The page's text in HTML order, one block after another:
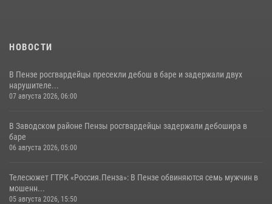
НОВОСТИ
В Пензе росгвардейцы пресекли дебош в баре и задержали двух
нарушителе...
07 августа 2026, 06:00
В Заводском районе Пензы росгвардейцы задержали дебошира в
баре
06 августа 2026, 05:00
Телесюжет ГТРК «Россия.Пенза»: В Пензе обвиняются семь мужчин в
мошенн...
05 августа 2026, 15:50